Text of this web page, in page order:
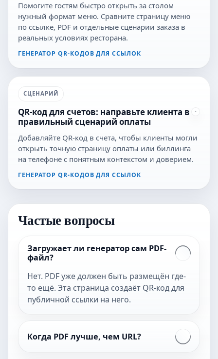
Помогите гостям быстро открыть за столом
нужный формат меню. Сравните страницу меню
по ссылке, PDF и отдельные сценарии заказа в
реальных условиях ресторана.
ГЕНЕРАТОР QR-КОДОВ ДЛЯ ССЫЛОК
СЦЕНАРИЙ
QR-код для счетов: направьте клиента в
правильный сценарий оплаты
Добавляйте QR-код в счета, чтобы клиенты могли
открыть точную страницу оплаты или биллинга
на телефоне с понятным контекстом и доверием.
ГЕНЕРАТОР QR-КОДОВ ДЛЯ ССЫЛОК
Частые вопросы
Загружает ли генератор сам PDF-
файл?
Нет. PDF уже должен быть размещён где-
то ещё. Эта страница создаёт QR-код для
публичной ссылки на него.
Когда PDF лучше, чем URL?